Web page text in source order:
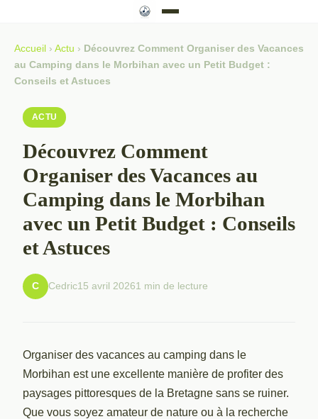
Accueil › Actu › Découvrez Comment Organiser des Vacances
au Camping dans le Morbihan avec un Petit Budget :
Conseils et Astuces
ACTU
Découvrez Comment
Organiser des Vacances au
Camping dans le Morbihan
avec un Petit Budget : Conseils
et Astuces
C Cedric15 avril 20261 min de lecture
Organiser des vacances au camping dans le
Morbihan est une excellente manière de profiter des
paysages pittoresques de la Bretagne sans se ruiner.
Que vous soyez amateur de nature ou à la recherche